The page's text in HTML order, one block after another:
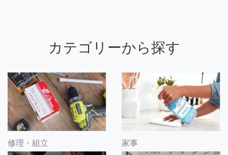
カテゴリーから探す
修理・組立 家事